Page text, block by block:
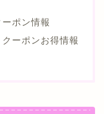
ポン情報
ーポンお得情報